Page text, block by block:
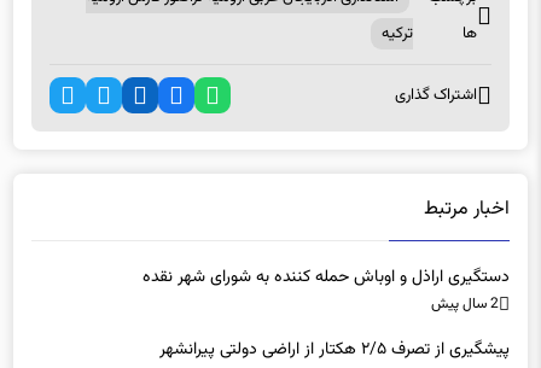
دستگیری اراذل و اوباش حمله کننده به شورای شهر نقده
پیشگیری از تصرف ۲/۵ هکتار از اراضی دولتی پیرانشهر
2 سال پیش